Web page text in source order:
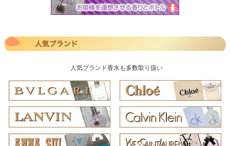
人気ブランド香水も多数取り扱い